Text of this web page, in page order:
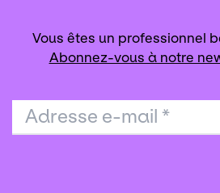
Vous êtes un professionnel
Abonnez-vous à notre
Adresse e-mail *